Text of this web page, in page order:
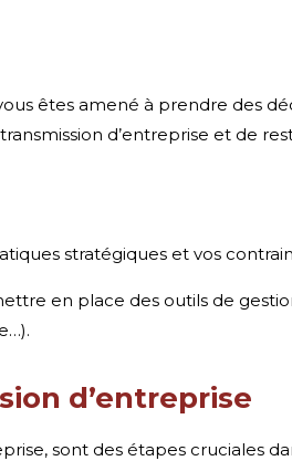
êtes amené à prendre des
d’entreprise et de
stratégiques et vos
en place des outils de
d’entreprise
sont des étapes cruciales